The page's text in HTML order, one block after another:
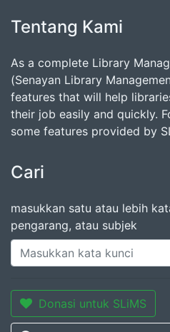
Tentang Kami
As a complete Library
(Senayan Library
features that will help
their job easily and quickly.
some features provided by
Cari
masukkan satu atau lebih
pengarang, atau subjek
Donasi untuk SLiMS